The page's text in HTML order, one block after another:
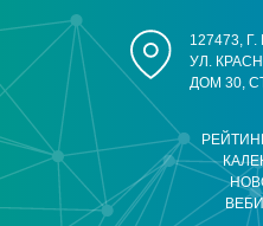
127473,
УЛ.
ДОМ 30,